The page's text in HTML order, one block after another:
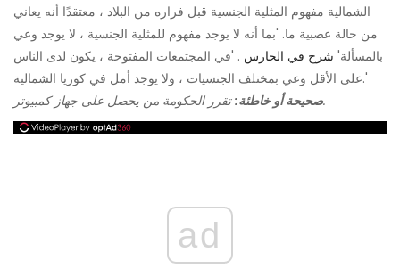
الشمالية مفهوم المثلية الجنسية قبل فراره من البلاد ، معتقدًا أنه يعاني
من حالة عصبية ما. 'بما أنه لا يوجد مفهوم للمثلية الجنسية ، لا يوجد وعي
بالمسألة' شرح في الحارس . 'في المجتمعات المفتوحة ، يكون لدى الناس
على الأقل وعي بمختلف الجنسيات ، ولا يوجد أمل في كوريا الشمالية.'
صحيحة أو خاطئة:تقرر الحكومة من يحصل على جهاز كمبيوتر.
ad